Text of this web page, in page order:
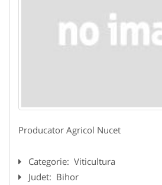
Producator Agricol Nucet
Categorie: Viticultura
Judet: Bihor